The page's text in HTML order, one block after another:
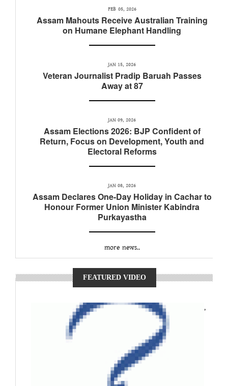
FEB 05, 2026
Assam Mahouts Receive Australian Training
on Humane Elephant Handling
JAN 15, 2026
Veteran Journalist Pradip Baruah Passes
Away at 87
JAN 09, 2026
Assam Elections 2026: BJP Confident of
Return, Focus on Development, Youth and
Electoral Reforms
JAN 08, 2026
Assam Declares One-Day Holiday in Cachar to
Honour Former Union Minister Kabindra
Purkayastha
more news..
FEATURED VIDEO
,